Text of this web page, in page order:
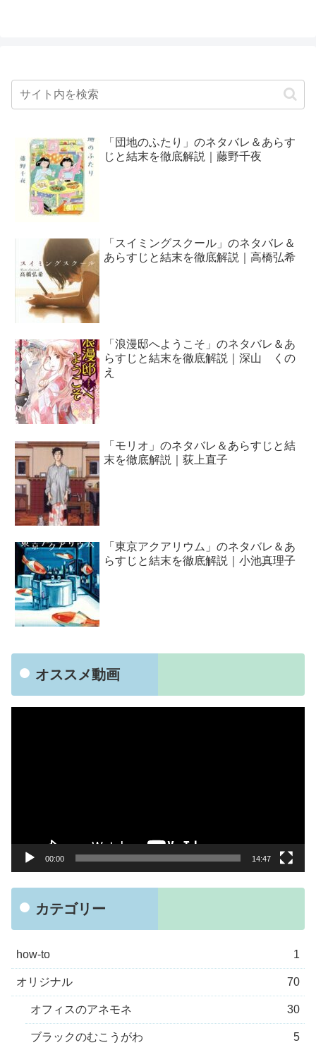
「団地のふたり」のネタバレ＆あらす
じと結末を徹底解説｜藤野千夜
「スイミングスクール」のネタバレ＆
あらすじと結末を徹底解説｜高橋弘希
「浪漫邸へようこそ」のネタバレ＆あ
らすじと結末を徹底解説｜深山 くの
え
「モリオ」のネタバレ＆あらすじと結
末を徹底解説｜荻上直子
「東京アクアリウム」のネタバレ＆あ
らすじと結末を徹底解説｜小池真理子
オススメ動画
00:00 14:47
カテゴリー
how-to 1
オリジナル 70
オフィスのアネモネ 30
ブラックのむこうがわ 5